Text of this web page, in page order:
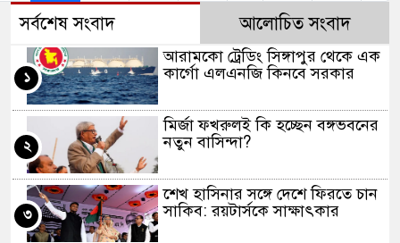
সর্বশেষ সংবাদ আলোচিত সংবাদ
​আরামকো ট্রেডিং সিঙ্গাপুর থেকে এক
কার্গো এলএনজি কিনবে সরকার
১
মির্জা ফখরুলই কি হচ্ছেন বঙ্গভবনের
নতুন বাসিন্দা?
২
​শেখ হাসিনার সঙ্গে দেশে ফিরতে চান
সাকিব: রয়টার্সকে সাক্ষাৎকার
৩